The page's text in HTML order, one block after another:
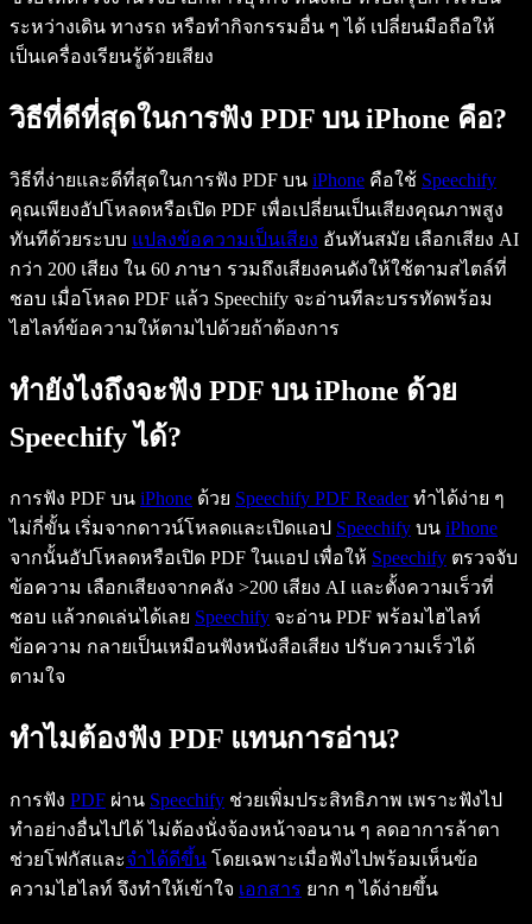
ระหว่างเดิน ทางรถ หรือทำกิจกรรมอื่น ๆ ได้ เปลี่ยนมือถือให้
เป็นเครื่องเรียนรู้ด้วยเสียง
วิธีที่ดีที่สุดในการฟัง PDF บน iPhone คือ?
วิธีที่ง่ายและดีที่สุดในการฟัง PDF บน iPhone คือใช้ Speechify
คุณเพียงอัปโหลดหรือเปิด PDF เพื่อเปลี่ยนเป็นเสียงคุณภาพสูง
ทันทีด้วยระบบ แปลงข้อความเป็นเสียง อันทันสมัย เลือกเสียง AI
กว่า 200 เสียง ใน 60 ภาษา รวมถึงเสียงคนดังให้ใช้ตามสไตล์ที่
ชอบ เมื่อโหลด PDF แล้ว Speechify จะอ่านทีละบรรทัดพร้อม
ไฮไลท์ข้อความให้ตามไปด้วยถ้าต้องการ
ทำยังไงถึงจะฟัง PDF บน iPhone ด้วย
Speechify ได้?
การฟัง PDF บน iPhone ด้วย Speechify PDF Readerทำได้ง่าย ๆ
ไม่กี่ขั้น เริ่มจากดาวน์โหลดและเปิดแอป Speechify บน iPhone
จากนั้นอัปโหลดหรือเปิด PDF ในแอป เพื่อให้ Speechify ตรวจจับ
ข้อความ เลือกเสียงจากคลัง >200 เสียง AI และตั้งความเร็วที่
ชอบ แล้วกดเล่นได้เลย Speechify จะอ่าน PDF พร้อมไฮไลท์
ข้อความ กลายเป็นเหมือนฟังหนังสือเสียง ปรับความเร็วได้
ตามใจ
ทำไมต้องฟัง PDF แทนการอ่าน?
การฟัง PDF ผ่าน Speechify ช่วยเพิ่มประสิทธิภาพ เพราะฟังไป
ทำอย่างอื่นไปได้ ไม่ต้องนั่งจ้องหน้าจอนาน ๆ ลดอาการล้าตา
ช่วยโฟกัสและจำได้ดีขึ้น โดยเฉพาะเมื่อฟังไปพร้อมเห็นข้อ
ความไฮไลท์ จึงทำให้เข้าใจ เอกสาร ยาก ๆ ได้ง่ายขึ้น